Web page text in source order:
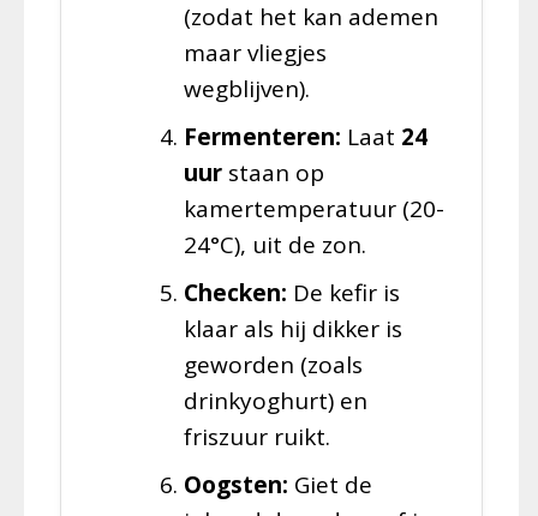
(zodat het kan ademen
maar vliegjes
wegblijven).
Fermenteren: Laat 24
uur staan op
kamertemperatuur (20-
24°C), uit de zon.
Checken: De kefir is
klaar als hij dikker is
geworden (zoals
drinkyoghurt) en
friszuur ruikt.
Oogsten: Giet de